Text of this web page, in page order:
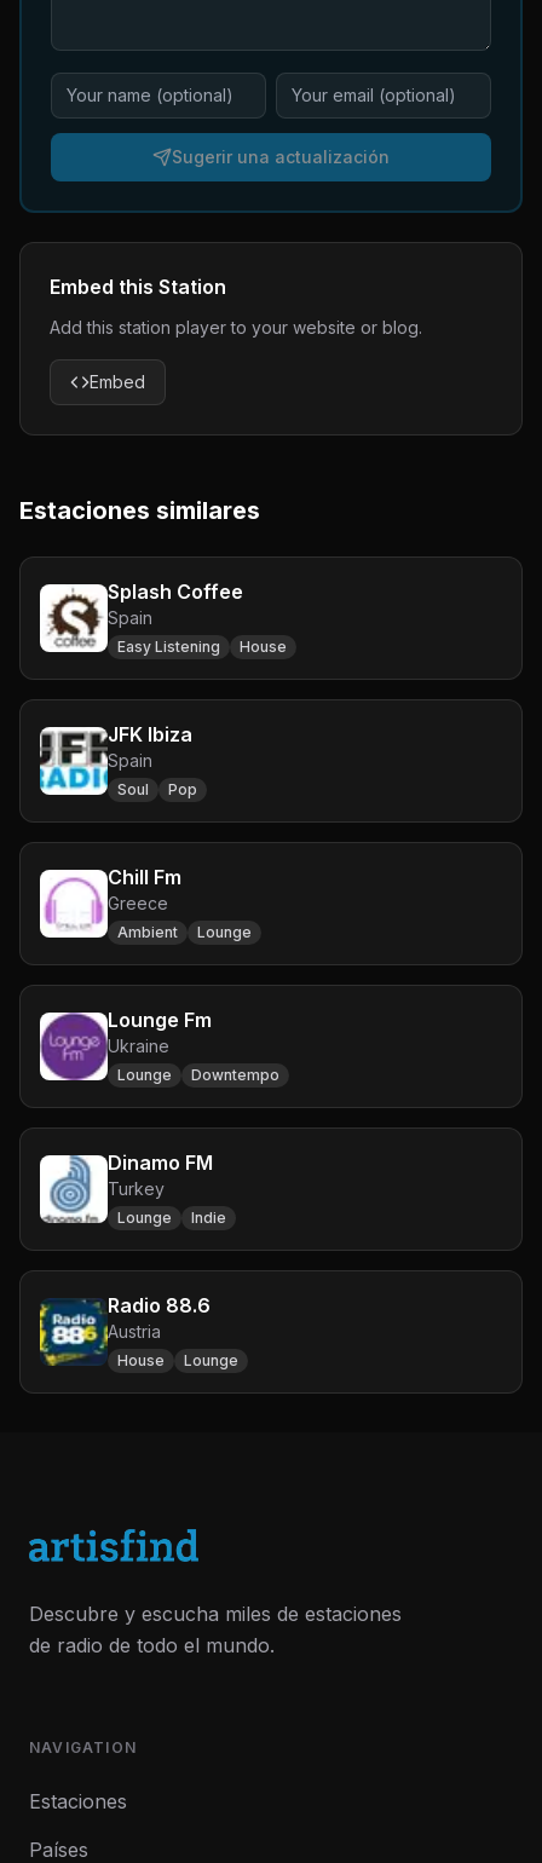
Sugerir una actualización
Embed this Station
Add this station player to your website or blog.
Embed
Estaciones similares
Splash Coffee
Spain
Easy Listening House
JFK Ibiza
Spain
Soul Pop
Chill Fm
Greece
Ambient Lounge
Lounge Fm
Ukraine
Lounge Downtempo
Dinamo FM
Turkey
Lounge Indie
Radio 88.6
Austria
House Lounge
Descubre y escucha miles de estaciones
de radio de todo el mundo.
NAVIGATION
Estaciones
Países